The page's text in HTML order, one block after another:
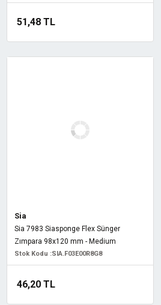
51,48 TL
Sia
Sia 7983 Siasponge Flex Sünger
Zımpara 98x120 mm - Medium
Stok Kodu :SIA.F03E00R8G8
46,20 TL